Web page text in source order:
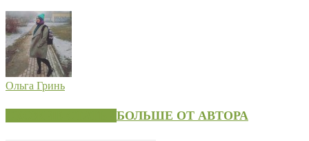
Ольга Гринь
БОЛЬШЕ ОТ АВТОРА